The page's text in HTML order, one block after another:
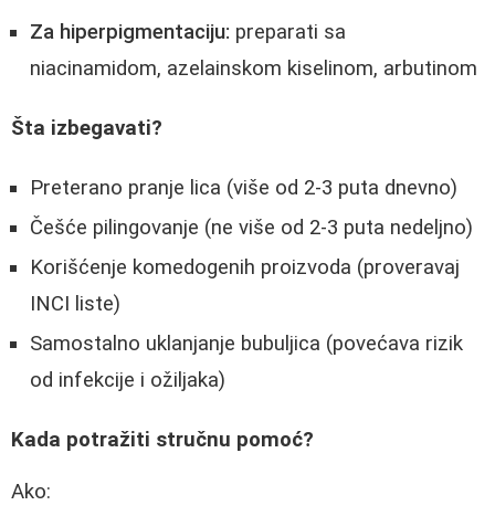
Za hiperpigmentaciju: preparati sa
niacinamidom, azelainskom kiselinom, arbutinom
Šta izbegavati?
Preterano pranje lica (više od 2-3 puta dnevno)
Češće pilingovanje (ne više od 2-3 puta nedeljno)
Korišćenje komedogenih proizvoda (proveravaj
INCI liste)
Samostalno uklanjanje bubuljica (povećava rizik
od infekcije i ožiljaka)
Kada potražiti stručnu pomoć?
Ako: